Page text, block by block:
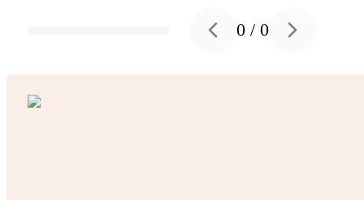
Previous slide
0 /0 Next slide